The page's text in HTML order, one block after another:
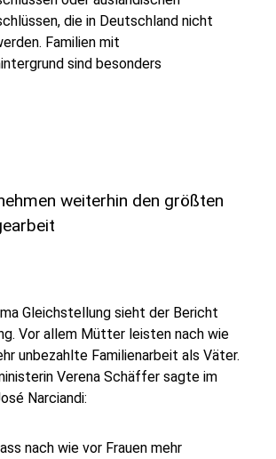
die in Deutschland nicht
Familien mit
sind besonders
weiterhin den größten
Gleichstellung sieht der Bericht
Vor allem Mütter leisten nach wie
unbezahlte Familienarbeit als Väter.
Verena Schäffer sagte im
Narciandi:
nach wie vor Frauen mehr